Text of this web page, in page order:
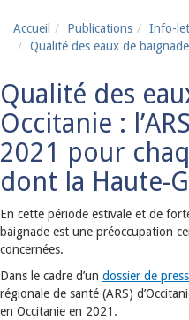
Accueil Publications Info-
Qualité des eaux de
Qualité des
Occitanie :
2021 pour
dont la Haute-
En cette période estivale et de
baignade est une préoccupation
concernées.
Dans le cadre d’un dossier de
régionale de santé (ARS)
en Occitanie en 2021.